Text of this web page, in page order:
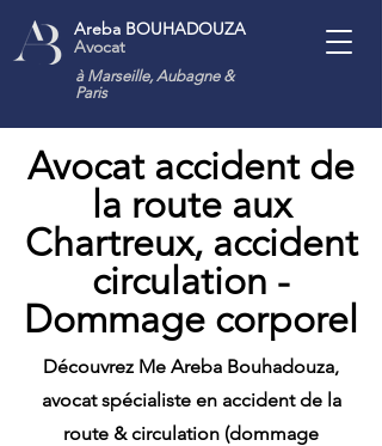
Areba BOUHADOUZA
Avocat
à Marseille, Aubagne &
Paris
Avocat accident de
la route aux
Chartreux, accident
circulation -
Dommage corporel
Découvrez Me Areba Bouhadouza,
avocat spécialiste en accident de la
route & circulation (dommage